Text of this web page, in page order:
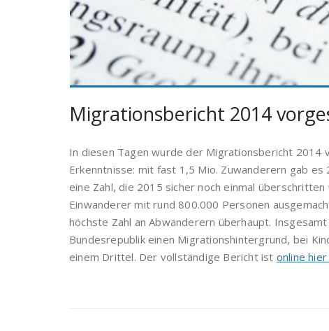
Migrationsbericht 2014
In diesen Tagen wurde der Migrationsbericht 2014
Erkenntnisse: mit fast 1,5 Mio. Zuwanderern gab
eine Zahl, die 2015 sicher noch einmal
Einwanderer mit rund 800.000 Personen
höchste Zahl an Abwanderern überhaupt.
Bundesrepublik einen Migrationshintergrund, bei
einem Drittel. Der vollständige Bericht ist online